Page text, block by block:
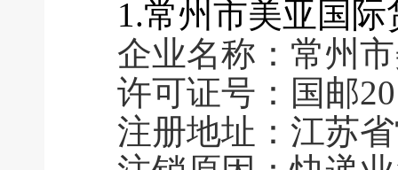
1.常州市美亚国
企业名称：常州
许可证号：国邮
注册地址：江苏